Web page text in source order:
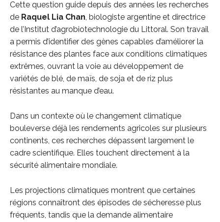
Cette question guide depuis des années les recherches
de Raquel Lia Chan, biologiste argentine et directrice
de l’Institut d’agrobiotechnologie du Littoral. Son travail
a permis d’identifier des gènes capables d’améliorer la
résistance des plantes face aux conditions climatiques
extrêmes, ouvrant la voie au développement de
variétés de blé, de maïs, de soja et de riz plus
résistantes au manque d’eau.
Dans un contexte où le changement climatique
bouleverse déjà les rendements agricoles sur plusieurs
continents, ces recherches dépassent largement le
cadre scientifique. Elles touchent directement à la
sécurité alimentaire mondiale.
Les projections climatiques montrent que certaines
régions connaîtront des épisodes de sécheresse plus
fréquents, tandis que la demande alimentaire